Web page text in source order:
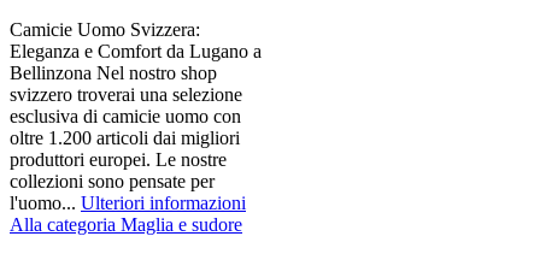
Camicie Uomo Svizzera:
Eleganza e Comfort da Lugano a
Bellinzona Nel nostro shop
svizzero troverai una selezione
esclusiva di camicie uomo con
oltre 1.200 articoli dai migliori
produttori europei. Le nostre
collezioni sono pensate per
l'uomo... Ulteriori informazioni
Alla categoria Maglia e sudore